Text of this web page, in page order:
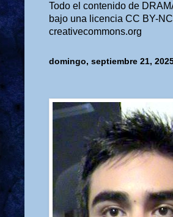
Todo el contenido de
bajo una licencia CC BY-
creativecommons.org
domingo, septiembre 21,